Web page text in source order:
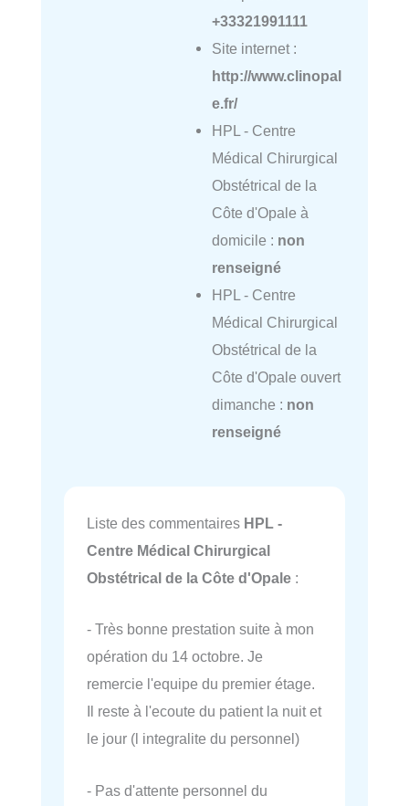
+33321991111
Site internet :
http://www.clinopal
e.fr/
HPL - Centre
Médical Chirurgical
Obstétrical de la
Côte d'Opale à
domicile : non
renseigné
HPL - Centre
Médical Chirurgical
Obstétrical de la
Côte d'Opale ouvert
dimanche : non
renseigné
Liste des commentaires HPL -
Centre Médical Chirurgical
Obstétrical de la Côte d'Opale :
- Très bonne prestation suite à mon
opération du 14 octobre. Je
remercie l'equipe du premier étage.
Il reste à l'ecoute du patient la nuit et
le jour (l integralite du personnel)
- Pas d'attente personnel du